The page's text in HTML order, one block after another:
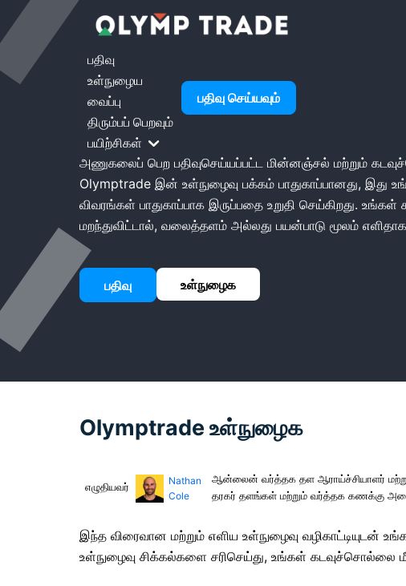
பதிவு
உள்நுழைய
வைப்பு
திரும்பப் பெறவும்
பயிற்சிகள்
பதிவு செய்யவும்
முகப்பு Olymptrade உள்நுழைக
Olymptrade
Olymptrade இல் உள்நுழைவு செயல்முறை நேரடியானது.
அணுகலைப் பெற பதிவுசெய்யப்பட்ட மின்னஞ்சல் மற்றும்
Olymptrade இன் உள்நுழைவு பக்கம் பாதுகாப்பானது, இது
விவரங்கள் பாதுகாப்பாக இருப்பதை உறுதி செய்கிறது.
மறந்துவிட்டால், வலைத்தளம் அல்லது பயன்பாடு மூலம்
பதிவு உள்நுழைக
Olymptrade உள்நுழைக
எழுதியவர்
Nathan
Cole
ஆன்லைன் வர்த்தக தள ஆராய்ச்சியாளர்
தரகர் தளங்கள் மற்றும் வர்த்தக கணக்கு
இந்த விரைவான மற்றும் எளிய உள்நுழைவு
உள்நுழைவு சிக்கல்களை சரிசெய்து, உங்கள் கடவுச்சொல்லை